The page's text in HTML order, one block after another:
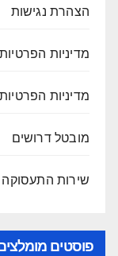
הצהרת נגישות
מדיניות הפרטיות
מדיניות הפרטיות
מובטל דרושים
שירות
פוסטים